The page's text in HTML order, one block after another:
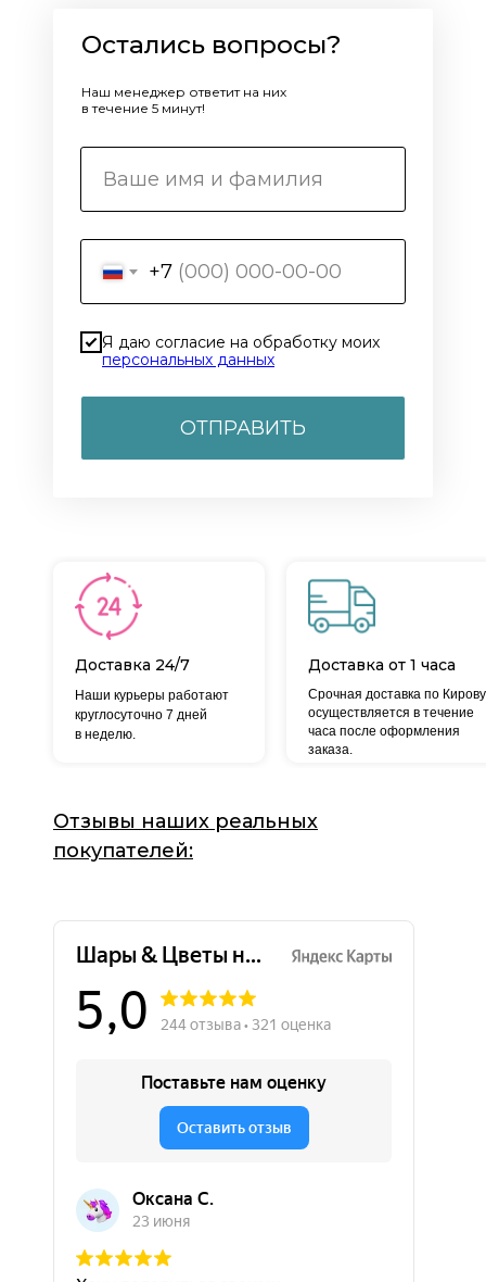
+7
Я даю согласие на обработку моих
персональных данных
ОТПРАВИТЬ
Остались вопросы?
Наш менеджер ответит на них
в течение 5 минут!
Доставка 24/7
Срочная доставка по Кирову
осуществляется в течение
часа после оформления
заказа.
Наши курьеры работают
круглосуточно 7 дней
в неделю.
Доставка от 1 часа
Отзывы наших реальных
покупателей: